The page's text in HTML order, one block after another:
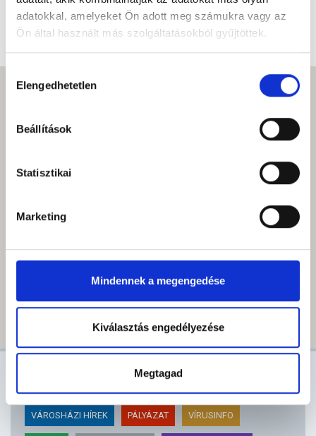
adatokkal, amelyeket Ön adott meg számukra vagy az
Ön által használt más szolgáltatásokból gyűjtöttek.
kiválasztása
Elengedhetetlen
Beállítások
Statisztikai
Marketing
Mindennek a megengedése
Kiválasztás engedélyezése
Megtagad
VÁROSHÁZI HÍREK PÁLYÁZAT VÍRUSINFO